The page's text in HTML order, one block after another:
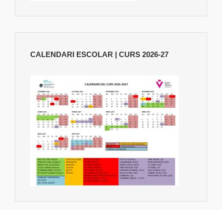
CALENDARI ESCOLAR | CURS 2026-27